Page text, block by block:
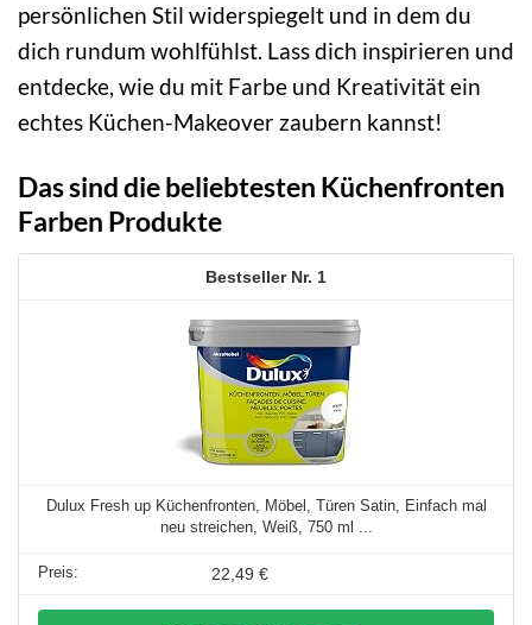
persönlichen Stil widerspiegelt und in dem du
dich rundum wohlfühlst. Lass dich inspirieren und
entdecke, wie du mit Farbe und Kreativität ein
echtes Küchen-Makeover zaubern kannst!
Das sind die beliebtesten Küchenfronten
Farben Produkte
1
Dulux Fresh up Küchenfronten, Möbel, Türen Satin, Einfach mal
neu streichen, Weiß, 750 ml ...
22,49 €